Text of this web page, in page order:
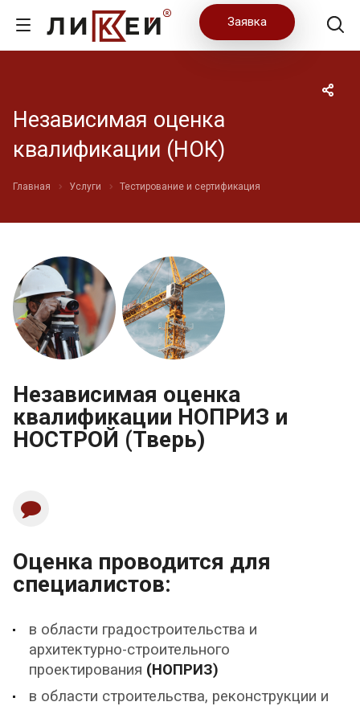
Заявка
Независимая оценка
квалификации (НОК)
Главная Услуги Тестирование и сертификация
Независимая оценка
квалификации НОПРИЗ и
НОСТРОЙ (Тверь)
Оценка проводится для
специалистов:
в области градостроительства и
архитектурно-строительного
проектирования (НОПРИЗ)
в области строительства, реконструкции и